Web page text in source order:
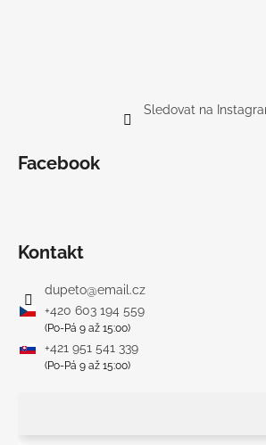
Sledovat na
Facebook
Kontakt
dupeto@email.cz
+420 603 194 559
(Po-Pá 9 až 15:00)
+421 951 541 339
(Po-Pá 9 až 15:00)